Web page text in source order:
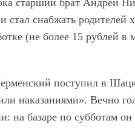
старший брат Андрей
стал снабжать
(не более 15 рублей в
поступил в
наказаниями». Вечно
на базаре по субботам